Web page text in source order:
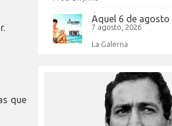
que
Aquel 6 de agosto
7 agosto, 2026
La Galerna